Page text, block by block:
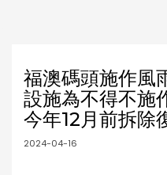
福澳碼頭施作風
設施為不得不施
今年12月前拆除
2024-04-16